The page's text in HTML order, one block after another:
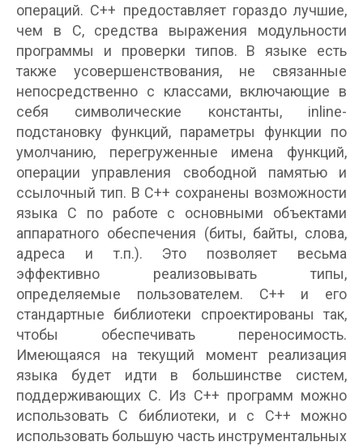
операций. С++ предоставляет гораздо лучшие,
чем в C, средства выражения модульности
программы и проверки типов. В языке есть
также усовершенствования, не связанные
непосредственно с классами, включающие в
себя символические константы, inline-
подстановку функций, параметры функции по
умолчанию, перегруженные имена функций,
операции управления свободной памятью и
ссылочный тип. В С++ сохранены возможности
языка C по работе с основными объектами
аппаратного обеспечения (биты, байты, слова,
адреса и т.п.). Это позволяет весьма
эффективно реализовывать типы,
определяемые пользователем. С++ и его
стандартные библиотеки спроектированы так,
чтобы обеспечивать переносимость.
Имеющаяся на текущий момент реализация
языка будет идти в большинстве систем,
поддерживающих C. Из С++ программ можно
использовать C библиотеки, и с С++ можно
использовать большую часть инструментальных